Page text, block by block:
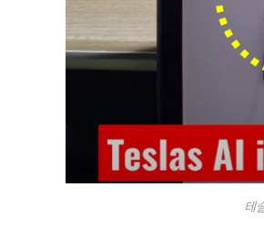
테